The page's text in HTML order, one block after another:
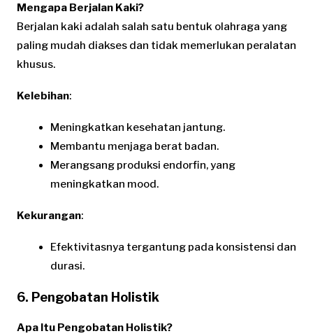
Mengapa Berjalan Kaki?
Berjalan kaki adalah salah satu bentuk olahraga yang
paling mudah diakses dan tidak memerlukan peralatan
khusus.
Kelebihan:
Meningkatkan kesehatan jantung.
Membantu menjaga berat badan.
Merangsang produksi endorfin, yang
meningkatkan mood.
Kekurangan:
Efektivitasnya tergantung pada konsistensi dan
durasi.
6. Pengobatan Holistik
Apa Itu Pengobatan Holistik?